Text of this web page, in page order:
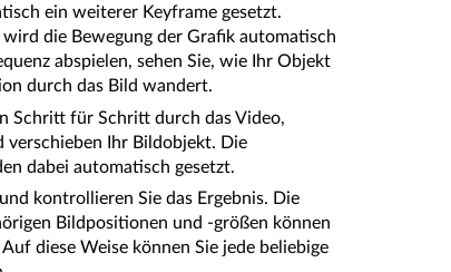
ein weiterer Keyframe gesetzt.
die Bewegung der Grafik automatisch
abspielen, sehen Sie, wie Ihr Objekt
durch das Bild wandert.
Schritt für Schritt durch das Video,
verschieben Ihr Bildobjekt. Die
dabei automatisch gesetzt.
kontrollieren Sie das Ergebnis. Die
Bildpositionen und -größen können
diese Weise können Sie jede beliebige